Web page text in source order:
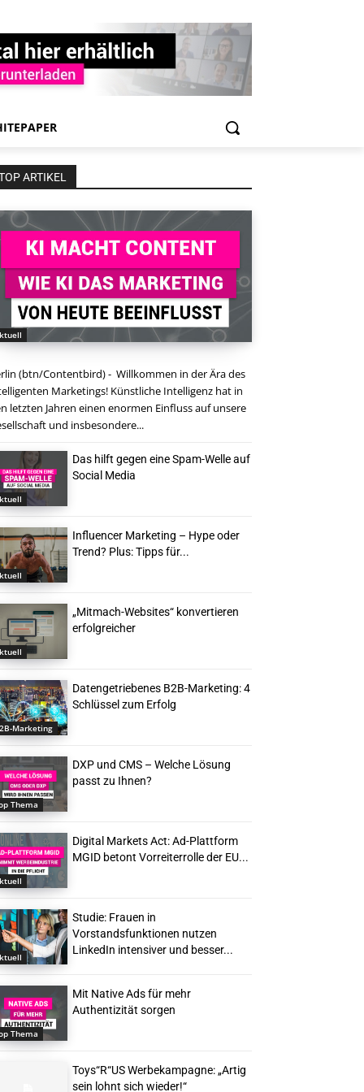
ARTIKEL
(btn/Contentbird) - Willkommen in der Ära des
Marketings! Künstliche Intelligenz hat in
letzten Jahren einen enormen Einfluss auf unsere
und insbesondere...
Das hilft gegen eine Spam-Welle auf
Social Media
Influencer Marketing – Hype oder
Trend? Plus: Tipps für...
„Mitmach-Websites“ konvertieren
erfolgreicher
Marketing
Datengetriebenes B2B-Marketing: 4
Schlüssel zum Erfolg
Thema
DXP und CMS – Welche Lösung
passt zu Ihnen?
Digital Markets Act: Ad-Plattform
MGID betont Vorreiterrolle der EU...
Studie: Frauen in
Vorstandsfunktionen nutzen
LinkedIn intensiver und besser...
Thema
Mit Native Ads für mehr
Authentizität sorgen
Toys“R“US Werbekampagne: „Artig
sein lohnt sich wieder!“